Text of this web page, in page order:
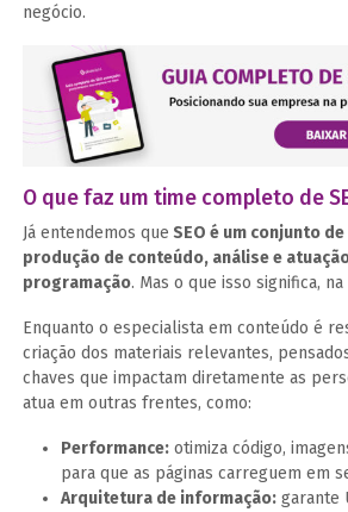
negócio.
O que faz um time completo de
Já entendemos que SEO é um conjunto
produção de conteúdo, análise e
programação. Mas o que isso significa,
Enquanto o especialista em conteúdo é
criação dos materiais relevantes,
chaves que impactam diretamente as
atua em outras frentes, como:
Performance: otimiza código,
para que as páginas carreguem em
Arquitetura de informação: garante